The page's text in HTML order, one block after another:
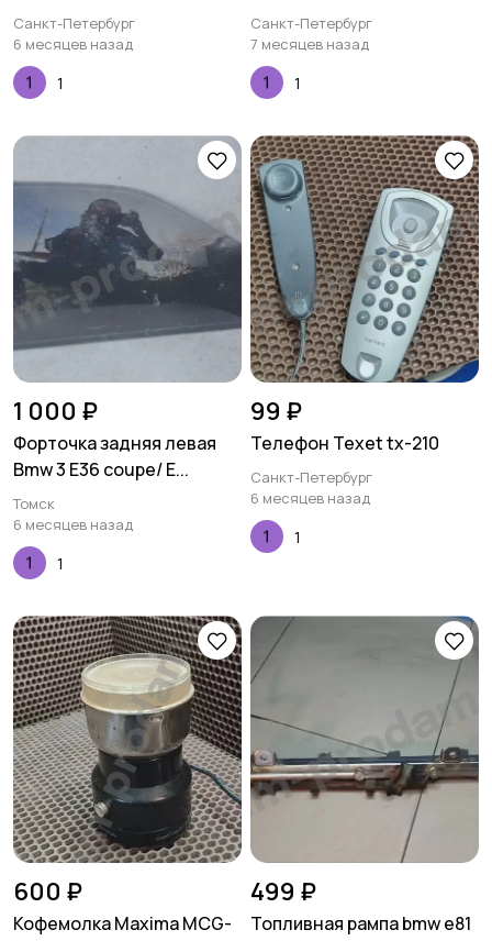
Санкт-Петербург
6 месяцев назад
1
Санкт-Петербург
7 месяцев назад
1
1 000 ₽
Форточка задняя левая
Bmw 3 E36 coupe/ E...
Томск
6 месяцев назад
1
99 ₽
Телефон Texet tx-210
Санкт-Петербург
6 месяцев назад
1
600 ₽
Кофемолка Maxima MCG-
499 ₽
Топливная рампа bmw e81